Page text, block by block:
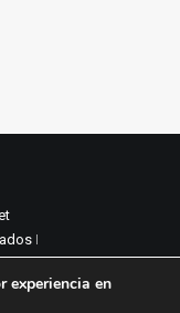
ǀ
experiencia en